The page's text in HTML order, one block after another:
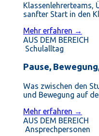
Klassenlehrerteams,
sanfter Start in den
Mehr erfahren →
AUS DEM BEREICH
Schulalltag
Pause,
Was zwischen den
und Bewegung auf
Mehr erfahren →
AUS DEM BEREICH
Ansprechpersonen